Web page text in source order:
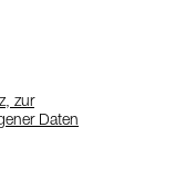
zur
Daten